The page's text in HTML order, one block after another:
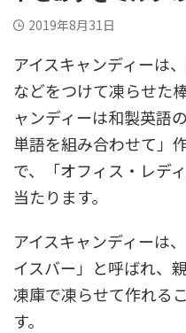
2019年8月31日
アイスキャンディーは
などをつけて凍らせた
ャンディーは和製英語
単語を組み合わせて」
で、「オフィス・レデ
当たります。
アイスキャンディーは
イスバー」と呼ばれ、
凍庫で凍らせて作れる
す。